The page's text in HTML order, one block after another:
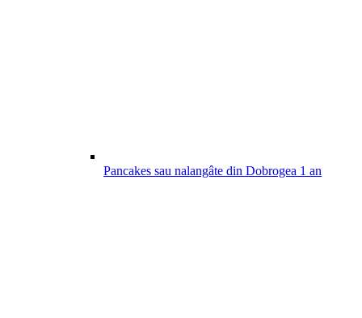
Pancakes sau nalangâte din Dobrogea 1 an